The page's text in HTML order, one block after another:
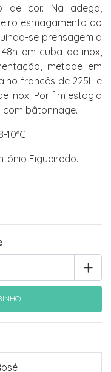
de cor. Na adega,
esmagamento do
se prensagem a
em cuba de inox,
metade em
francês de 225L e
inox. Por fim estagia
com bâtonnage.
Figueiredo.
+